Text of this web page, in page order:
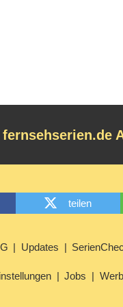
fernsehserien.de
teilen
Updates
Jobs